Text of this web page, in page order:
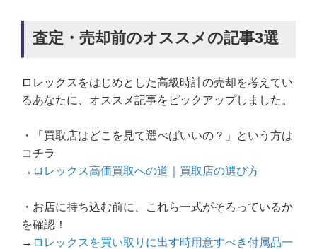
査定・売却前のオススメの記事3選
ロレックスをはじめとした高級時計の売却を考えてい
るあなたに、オススメ記事をピックアップしました。
・「買取店はどこを見て選べばいいの？」という方は
コチラ
→ ロレックス高価買取への道｜買取店の選び方
・お店に持ち込む前に、これら一式がそろっているか
を確認！
→ ロレックスを買い取りに出す時用意すべき付属品一